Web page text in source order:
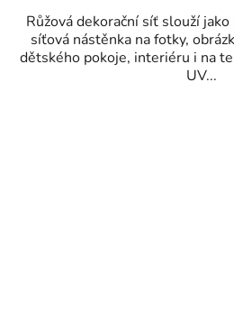
Růžová dekorační síť slouží
síťová nástěnka na fotky,
dětského pokoje, interiéru i na
UV...